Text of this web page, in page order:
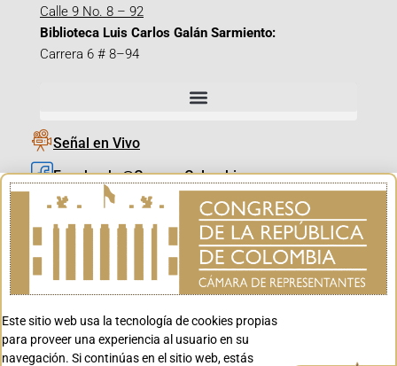
Calle 9 No. 8 – 92
Biblioteca Luis Carlos Galán Sarmiento:
Carrera 6 # 8–94
Señal en Vivo
Facebook_@CamaraColombia
Instagram_@CamaraColombia
X_@CamaraColombia
Youtube_@CamaraColombia
Youtube_@CanalCongreso
Este sitio web usa la tecnología de cookies propias
para proveer una experiencia al usuario en su
navegación. Si continúas en el sitio web, estás